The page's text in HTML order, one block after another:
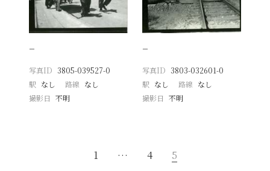
−
写真ID 3805-039527-0
駅 なし 路線 なし
撮影日
不明
−
写真ID 3803-032601-0
駅 なし 路線 なし
撮影日 不明
1 … 4 5